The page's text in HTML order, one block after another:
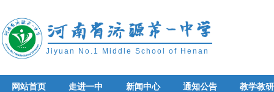
Jiyuan No.1 Middle School of Henan
网站首页 走进一中 新闻中心 通知公告 教学教研